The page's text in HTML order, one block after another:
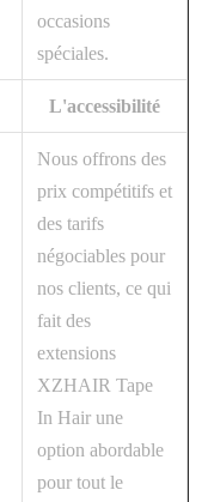
occasions
spéciales.
L'accessibilité
Nous offrons des
prix compétitifs et
des tarifs
négociables pour
nos clients, ce qui
fait des
extensions
XZHAIR Tape
In Hair une
option abordable
pour tout le